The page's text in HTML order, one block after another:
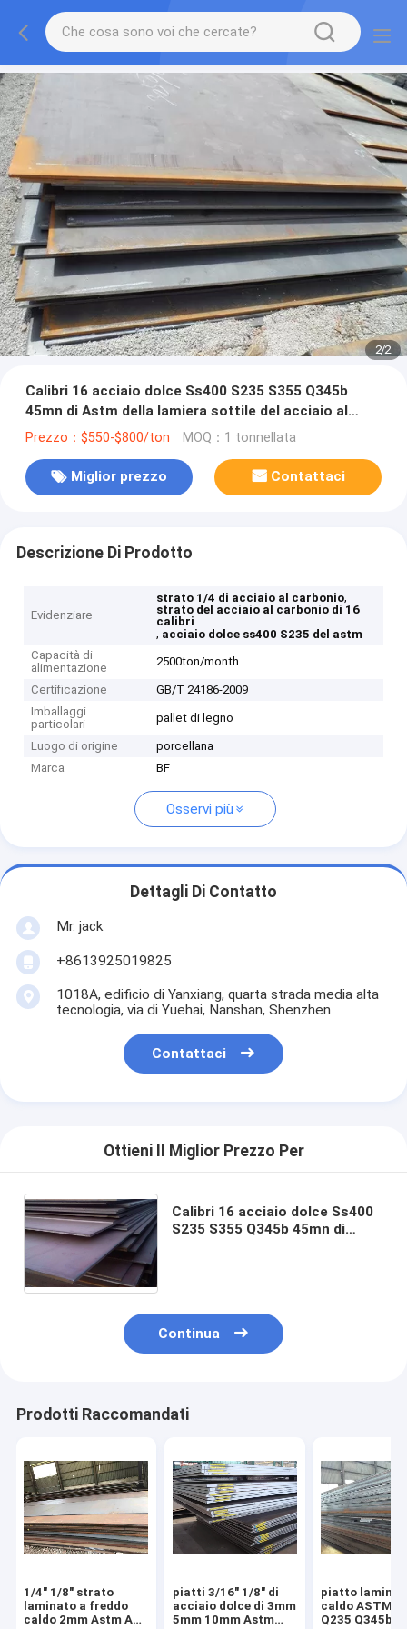
2/2
Calibri 16 acciaio dolce Ss400 S235 S355 Q345b
45mn di Astm della lamiera sottile del acciaio al
carbonio di 3mm di 1/4"
Prezzo：$550-$800/ton MOQ：1 tonnellata
Miglior prezzo Contattaci
Descrizione Di Prodotto
Evidenziare
strato 1/4 di acciaio al carbonio,
strato del acciaio al carbonio di 16
calibri
, acciaio dolce ss400 S235 del astm
Capacità di
alimentazione
2500ton/month
Certificazione
GB/T 24186-2009
Imballaggi
particolari
pallet di legno
Luogo di origine
porcellana
Marca
BF
Osservi più
Dettagli Di Contatto
Mr. jack
+8613925019825
1018A, edificio di Yanxiang, quarta strada media alta
tecnologia, via di Yuehai, Nanshan, Shenzhen
Contattaci
Ottieni Il Miglior Prezzo Per
Calibri 16 acciaio dolce Ss400
S235 S355 Q345b 45mn di
Continua
Prodotti Raccomandati
1/4" 1/8" strato
laminato a freddo
caldo 2mm Astm A36
piatti 3/16" 1/8" di
acciaio dolce di 3mm
5mm 10mm Astm
piatto
caldo ASTM
Q235 Q345b